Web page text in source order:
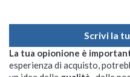
Scrivi la
La tua opionione è
esperienza di acquisto,